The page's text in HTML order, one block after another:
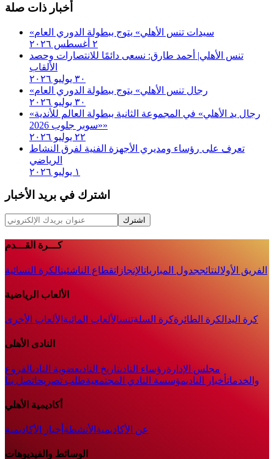
أخبار ذات صلة
«سيدات تنس الأهلي» يتوج ببطولة الدوري العام
٢ أغسطس ٢٠٢٦
تنس الأهلي| أحمد طارق: نسعى دائمًا للانتصارات وحصد
الألقاب
٣٠ يوليو ٢٠٢٦
«رجال تنس الأهلي» يتوج ببطولة الدوري العام
٣٠ يوليو ٢٠٢٦
«رجال يد الأهلي» في المجموعة الثانية ببطولة العالم للأندية
«سوبر جلوب 2026»
٢٢ يوليو ٢٠٢٦
تعرف على رؤساء ومديري الأجهزة الفنية لفرق النشاط
الرياضي
١ يوليو ٢٠٢٦
اشترك في بريد الأخبار
اشترك
كـــرة القـــدم
الفريق الأولالنتائججدول المبارياتالإنجازاتقطاع الناشئينالكرة النسائية
الألعاب الرياضية
كرة اليد الكرة الطائرةكرة السلةتنسالألعاب المائية الألعاب الأخرى
النادى الأهلى
مجلس الإدارةرؤساء النادىتاريخ النادىعضوية النادىالفروع
والخدماتأخبار الناديمؤسسة النادي المجتمعيةطلب تصريحاتصل بنا
أكاديمية الأهلي
عن الأكاديمية الأنشطة أخبار الأكاديمية
الوسائط والفيديوهات